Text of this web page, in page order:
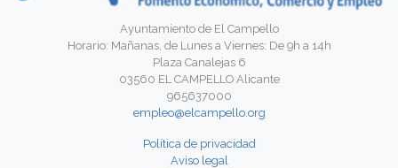
Ayuntamiento de El Campello
Horario: Mañanas, de Lunes a Viernes: De 9h a 14h
Plaza Canalejas 6
03560 EL CAMPELLO Alicante
965637000
empleo@elcampello.org
Política de privacidad
Aviso legal